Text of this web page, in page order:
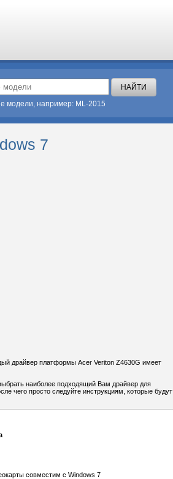
модели, например: ML-2015
7
драйвер платформы Acer Veriton Z4630G имеет
наиболее подходящий Вам драйвер для
чего просто следуйте инструкциям, которые будут
совместим с Windows 7